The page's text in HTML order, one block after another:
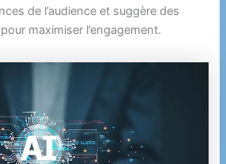
de l’audience et suggère des
maximiser l’engagement.